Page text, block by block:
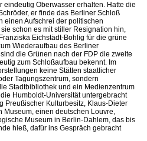
eindeutig Oberwasser erhalten. Hatte die
er finde das Berliner Schloß
einen Aufschrei der politischen
schon es mit stiller Resignation hin,
Eichstädt-Bohlig für die grüne
Wiederaufbau des Berliner
die Grünen nach der FDP die zweite
zum Schloßaufbau bekennt. Im
keine Stätten staatlicher
Tagungszentrum, sondern
Stadtbibliothek und ein Medienzentrum
Humboldt-Universität untergebracht
Preußischer Kulturbesitz, Klaus-Dieter
Museum, einen deutschen Louvre,
Museum in Berlin-Dahlem, das bis
hieß, dafür ins Gespräch gebracht